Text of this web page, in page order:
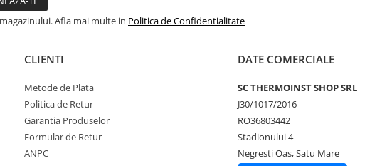
Afla mai multe in Politica de Confidentialitate
CLIENTI
Metode de Plata
Politica de Retur
Garantia Produselor
Formular de Retur
ANPC
DATE COMERCIALE
SC THERMOINST SHOP SRL
J30/1017/2016
RO36803442
Stadionului 4
Negresti Oas, Satu Mare